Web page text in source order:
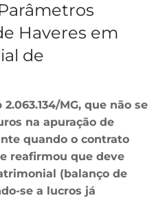
Haveres em
de
MG, que não se
na apuração de
quando o contrato
reafirmou que deve
(balanço de
se a lucros já